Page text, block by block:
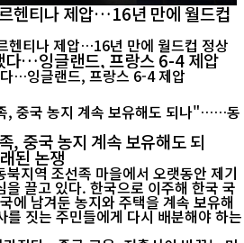
헨티나 제압…16년 만에 월드컵
다…잉글랜드, 프랑스 6-4 제압
, 중국 농지 계속 보유해도 되
된 논쟁
지역 조선족 마을에서 오랫동안 제기
끌고 있다. 한국으로 이주해 한국 국
에 남겨둔 농지와 주택을 계속 보유해
를 짓는 주민들에게 다시 배분해야 하는